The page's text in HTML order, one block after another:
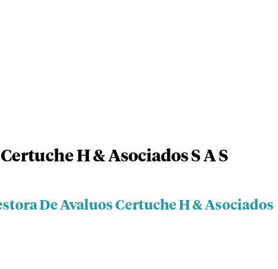
H & Asociados S A S
De Avaluos Certuche H & Asociados